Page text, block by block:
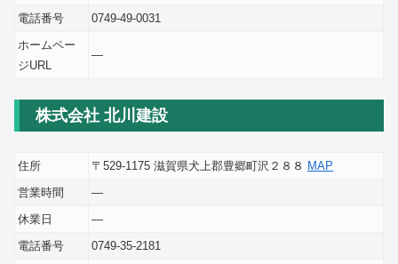
電話番号
0749-49-0031
ホームペー
ジURL
―
株式会社 北川建設
住所 〒529-1175 滋賀県犬上郡豊郷町沢２８８ MAP
営業時間
―
休業日
―
電話番号
0749-35-2181